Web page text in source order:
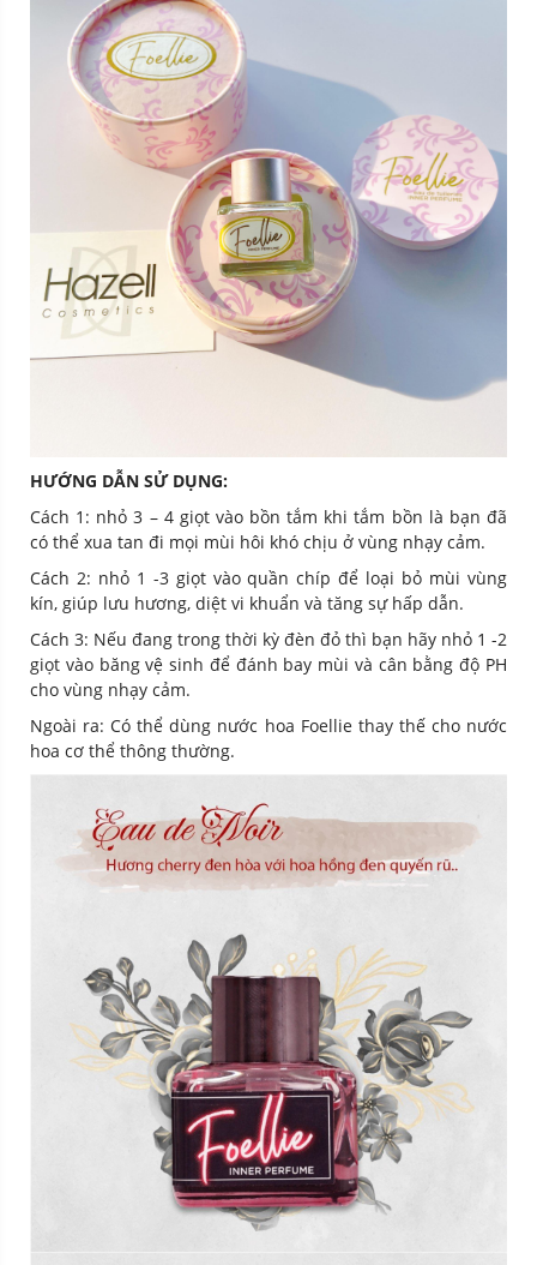
HƯỚNG DẪN SỬ DỤNG:
Cách 1: nhỏ 3 – 4 giọt vào bồn tắm khi tắm bồn là bạn đã
có thể xua tan đi mọi mùi hôi khó chịu ở vùng nhạy cảm.
Cách 2: nhỏ 1 -3 giọt vào quần chíp để loại bỏ mùi vùng
kín, giúp lưu hương, diệt vi khuẩn và tăng sự hấp dẫn.
Cách 3: Nếu đang trong thời kỳ đèn đỏ thì bạn hãy nhỏ 1 -2
giọt vào băng vệ sinh để đánh bay mùi và cân bằng độ PH
cho vùng nhạy cảm.
Ngoài ra: Có thể dùng nước hoa Foellie thay thế cho nước
hoa cơ thể thông thường.